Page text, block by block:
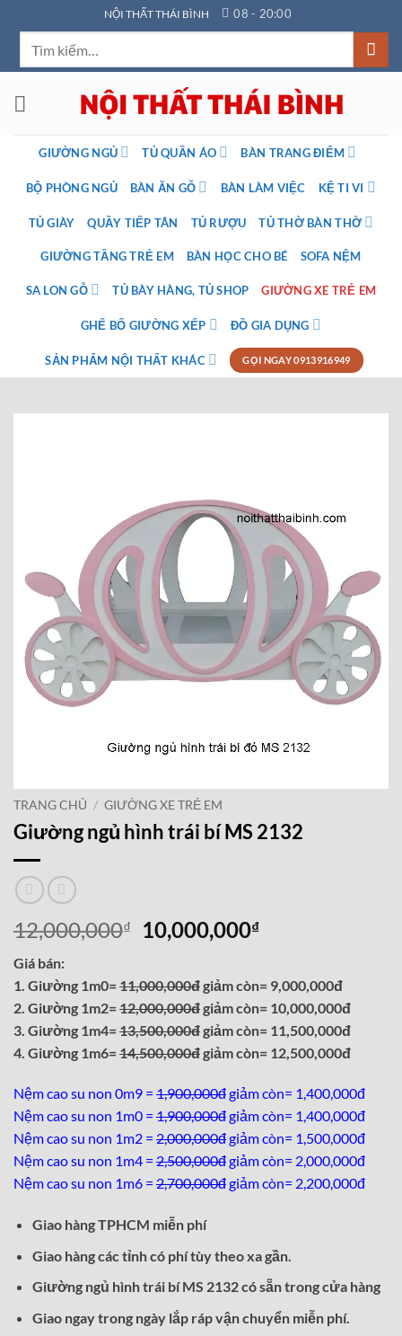
qua
dung
NỘI THẤT THÁI BÌNH 08 - 20:00
GIƯỜNG NGỦ TỦ QUẦN ÁO BÀN TRANG ĐIỂM
BỘ PHÒNG NGỦ BÀN ĂN GỖ BÀN LÀM VIỆC KỆ TI VI
TỦ GIÀY QUẦY TIẾP TÂN TỦ RƯỢU TỦ THỜ BÀN THỜ
GIƯỜNG TẦNG TRẺ EM BÀN HỌC CHO BÉ SOFA NỆM
SA LON GỖ TỦ BÀY HÀNG, TỦ SHOP GIƯỜNG XE TRẺ EM
GHẾ BỐ GIƯỜNG XẾP ĐỒ GIA DỤNG
SẢN PHẨM NỘI THẤT KHÁC GỌI NGAY 0913916949
TRANG CHỦ / GIƯỜNG XE TRẺ EM
Giường ngủ hình trái bí MS 2132
12,000,000₫
Giá
gốc
12,000,000₫.
10,000,000₫Giá
là:
10,000,000₫.
Giá bán:
1. Giường 1m0=11,000,000đgiảm còn= 9,000,000đ
2. Giường 1m2=12,000,000đgiảm còn= 10,000,000đ
3. Giường 1m4=13,500,000đgiảm còn= 11,500,000đ
4. Giường 1m6=14,500,000đgiảm còn= 12,500,000đ
Nệm cao su non 0m9 = 1,900,000đgiảm còn= 1,400,000đ
Nệm cao su non 1m0 = 1,900,000đgiảm còn= 1,400,000đ
Nệm cao su non 1m2 = 2,000,000đgiảm còn= 1,500,000đ
Nệm cao su non 1m4 = 2,500,000đgiảm còn= 2,000,000đ
Nệm cao su non 1m6 = 2,700,000đgiảm còn= 2,200,000đ
Giao hàng TPHCM miễn phí
Giao hàng các tỉnh có phí tùy theo xa gần.
Giường ngủ hình trái bí MS 2132 có sẵn trong cửa hàng
Giao ngay trong ngày lắp ráp vận chuyển miễn phí.